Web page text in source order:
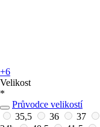
+6
Velikost
*
Průvodce velikostí
35,5
36 37